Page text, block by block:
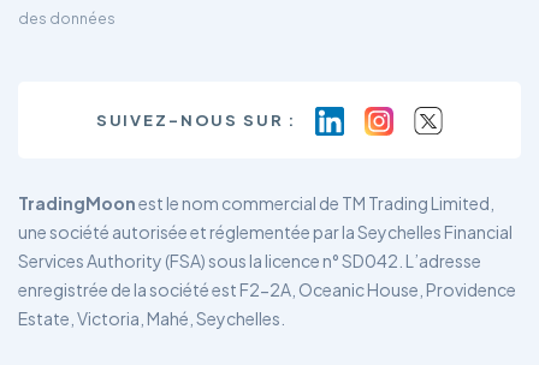
des données
SUIVEZ-NOUS SUR :
TradingMoonest le nom commercial de TM Trading Limited,
une société autorisée et réglementée par la Seychelles Financial
Services Authority (FSA) sous la licence n° SD042. L’adresse
enregistrée de la société est F2-2A, Oceanic House, Providence
Estate, Victoria, Mahé, Seychelles.